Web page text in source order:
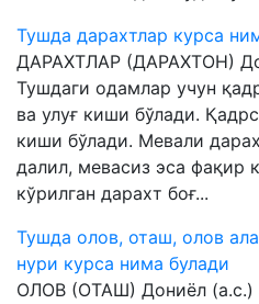
Тушда дарахтлар курса
ДАРАХТЛАР (ДАРАХТОН)
Тушдаги одамлар учун
ва улуғ киши бўлади.
киши бўлади. Мевали
далил, мевасиз эса фақир
кўрилган дарахт боғ...
Тушда олов, оташ, олов
нури курса нима булади
ОЛОВ (ОТАШ) Дониёл (а.с.)